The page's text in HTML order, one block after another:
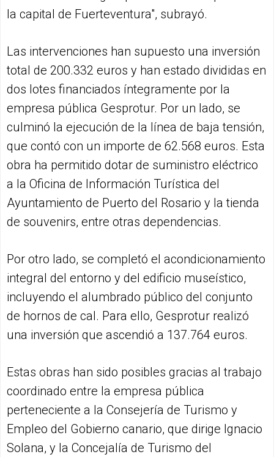
la capital de Fuerteventura", subrayó.
Las intervenciones han supuesto una inversión
total de 200.332 euros y han estado divididas en
dos lotes financiados íntegramente por la
empresa pública Gesprotur. Por un lado, se
culminó la ejecución de la línea de baja tensión,
que contó con un importe de 62.568 euros. Esta
obra ha permitido dotar de suministro eléctrico
a la Oficina de Información Turística del
Ayuntamiento de Puerto del Rosario y la tienda
de souvenirs, entre otras dependencias.
Por otro lado, se completó el acondicionamiento
integral del entorno y del edificio museístico,
incluyendo el alumbrado público del conjunto
de hornos de cal. Para ello, Gesprotur realizó
una inversión que ascendió a 137.764 euros.
Estas obras han sido posibles gracias al trabajo
coordinado entre la empresa pública
perteneciente a la Consejería de Turismo y
Empleo del Gobierno canario, que dirige Ignacio
Solana, y la Concejalía de Turismo del